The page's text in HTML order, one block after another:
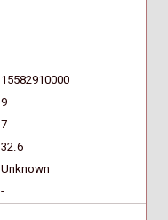
15582910000
9
7
32.6
Unknown
-